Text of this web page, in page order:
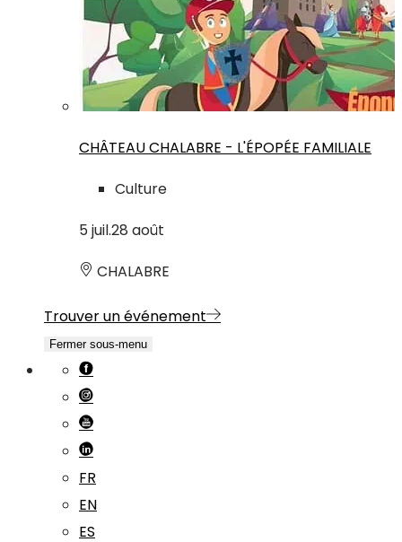
CHÂTEAU CHALABRE - L'ÉPOPÉE FAMILIALE
Culture
5 juil.28 août
CHALABRE
Trouver un événement
Fermer sous-menu
FR
EN
ES